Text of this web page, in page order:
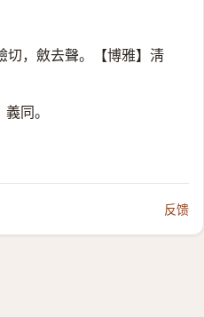
切，斂去聲。【博雅】淸
同。
反馈